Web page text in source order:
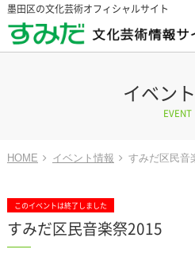
墨田区の文化芸術オフィシャルサイト
イベン
EVENT
HOME イベント情報 すみだ区民音
このイベントは終了しました
すみだ区民音楽祭2015